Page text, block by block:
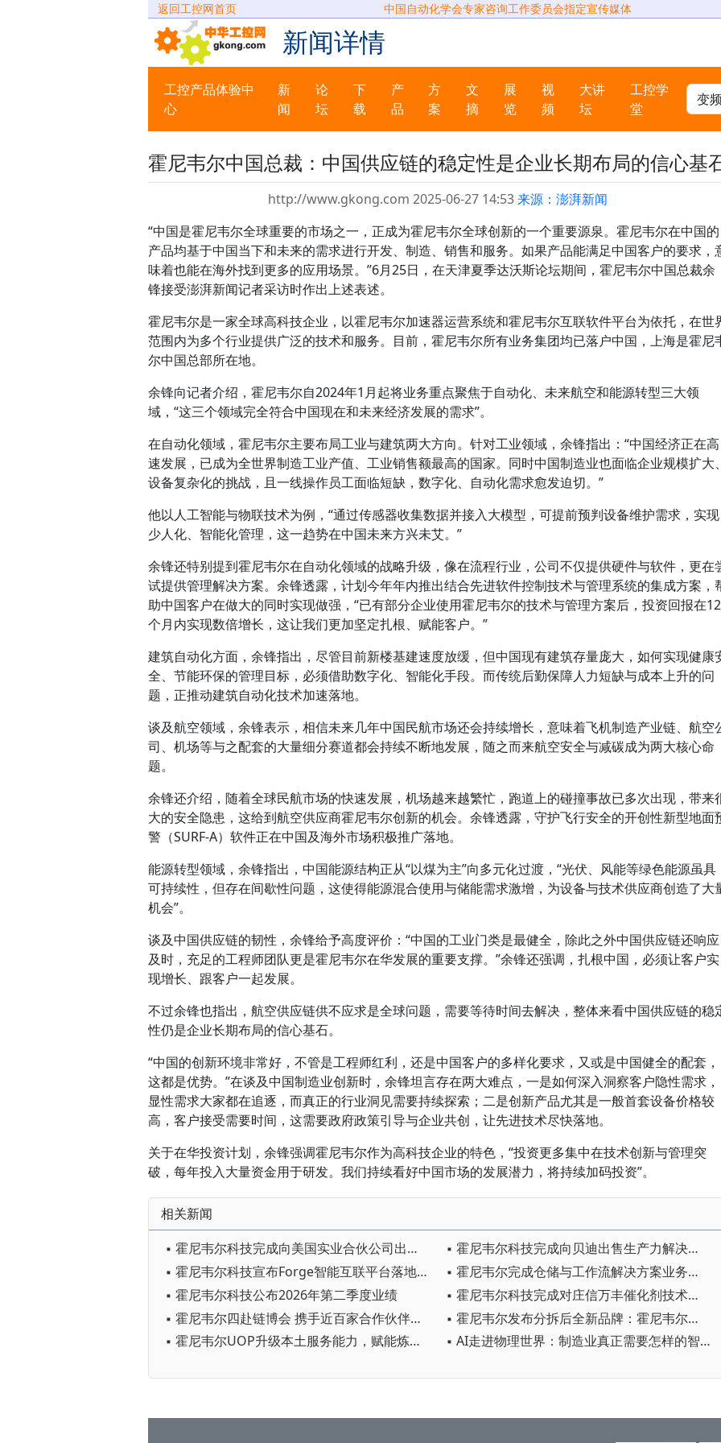
返回工控网首页 中国自动化学会专家咨询工作委员会指定宣传媒体
新闻详情
工控产品体验中
心
新
闻
论
坛
下
载
产
品
方
案
文
摘
展
览
视
频
大讲
坛
工控学
堂
霍尼韦尔中国总裁：中国供应链的稳定性是企业长期布局的信心基
http://www.gkong.com 2025-06-27 14:53来源：澎湃新闻
“中国是霍尼韦尔全球重要的市场之一，正成为霍尼韦尔全球创新的一个重要源泉。霍尼韦尔在中国的
产品均基于中国当下和未来的需求进行开发、制造、销售和服务。如果产品能满足中国客户的要求，
味着也能在海外找到更多的应用场景。”6月25日，在天津夏季达沃斯论坛期间，霍尼韦尔中国总裁余
锋接受澎湃新闻记者采访时作出上述表述。
霍尼韦尔是一家全球高科技企业，以霍尼韦尔加速器运营系统和霍尼韦尔互联软件平台为依托，在世
范围内为多个行业提供广泛的技术和服务。目前，霍尼韦尔所有业务集团均已落户中国，上海是霍尼
尔中国总部所在地。
余锋向记者介绍，霍尼韦尔自2024年1月起将业务重点聚焦于自动化、未来航空和能源转型三大领
域，“这三个领域完全符合中国现在和未来经济发展的需求”。
在自动化领域，霍尼韦尔主要布局工业与建筑两大方向。针对工业领域，余锋指出：“中国经济正在高
速发展，已成为全世界制造工业产值、工业销售额最高的国家。同时中国制造业也面临企业规模扩大、
设备复杂化的挑战，且一线操作员工面临短缺，数字化、自动化需求愈发迫切。”
他以人工智能与物联技术为例，“通过传感器收集数据并接入大模型，可提前预判设备维护需求，实现
少人化、智能化管理，这一趋势在中国未来方兴未艾。”
余锋还特别提到霍尼韦尔在自动化领域的战略升级，像在流程行业，公司不仅提供硬件与软件，更在
试提供管理解决方案。余锋透露，计划今年年内推出结合先进软件控制技术与管理系统的集成方案，
助中国客户在做大的同时实现做强，“已有部分企业使用霍尼韦尔的技术与管理方案后，投资回报在12
个月内实现数倍增长，这让我们更加坚定扎根、赋能客户。”
建筑自动化方面，余锋指出，尽管目前新楼基建速度放缓，但中国现有建筑存量庞大，如何实现健康
全、节能环保的管理目标，必须借助数字化、智能化手段。而传统后勤保障人力短缺与成本上升的问
题，正推动建筑自动化技术加速落地。
谈及航空领域，余锋表示，相信未来几年中国民航市场还会持续增长，意味着飞机制造产业链、航空
司、机场等与之配套的大量细分赛道都会持续不断地发展，随之而来航空安全与减碳成为两大核心命
题。
余锋还介绍，随着全球民航市场的快速发展，机场越来越繁忙，跑道上的碰撞事故已多次出现，带来
大的安全隐患，这给到航空供应商霍尼韦尔创新的机会。余锋透露，守护飞行安全的开创性新型地面
警（SURF-A）软件正在中国及海外市场积极推广落地。
能源转型领域，余锋指出，中国能源结构正从“以煤为主”向多元化过渡，“光伏、风能等绿色能源虽具
可持续性，但存在间歇性问题，这使得能源混合使用与储能需求激增，为设备与技术供应商创造了大
机会”。
谈及中国供应链的韧性，余锋给予高度评价：“中国的工业门类是最健全，除此之外中国供应链还响应
及时，充足的工程师团队更是霍尼韦尔在华发展的重要支撑。”余锋还强调，扎根中国，必须让客户实
现增长、跟客户一起发展。
不过余锋也指出，航空供应链供不应求是全球问题，需要等待时间去解决，整体来看中国供应链的稳
性仍是企业长期布局的信心基石。
“中国的创新环境非常好，不管是工程师红利，还是中国客户的多样化要求，又或是中国健全的配套，
这都是优势。”在谈及中国制造业创新时，余锋坦言存在两大难点，一是如何深入洞察客户隐性需求，
显性需求大家都在追逐，而真正的行业洞见需要持续探索；二是创新产品尤其是一般首套设备价格较
高，客户接受需要时间，这需要政府政策引导与企业共创，让先进技术尽快落地。
关于在华投资计划，余锋强调霍尼韦尔作为高科技企业的特色，“投资更多集中在技术创新与管理突
破，每年投入大量资金用于研发。我们持续看好中国市场的发展潜力，将持续加码投资”。
相关新闻
▪ 霍尼韦尔科技完成向美国实业合伙公司出售仓储与工作流解决方案业务
▪ 霍尼韦尔科技完成向贝迪出售生产力解决方案与服务业务
▪ 霍尼韦尔科技宣布Forge智能互联平台落地中国
▪ 霍尼韦尔完成仓储与工作流解决方案业务剥离，聚焦纯自动化战略
▪ 霍尼韦尔科技公布2026年第二季度业绩
▪ 霍尼韦尔科技完成对庄信万丰催化剂技术业务的收购
▪ 霍尼韦尔四赴链博会 携手近百家合作伙伴赋能工业自主化
▪ 霍尼韦尔发布分拆后全新品牌：霍尼韦尔科技与霍尼韦尔航空航天
▪ 霍尼韦尔UOP升级本土服务能力，赋能炼化企业向价值驱动转型
▪ AI走进物理世界：制造业真正需要怎样的智能？ ——霍尼韦尔余锋谈工业智能的本质、边界与实践